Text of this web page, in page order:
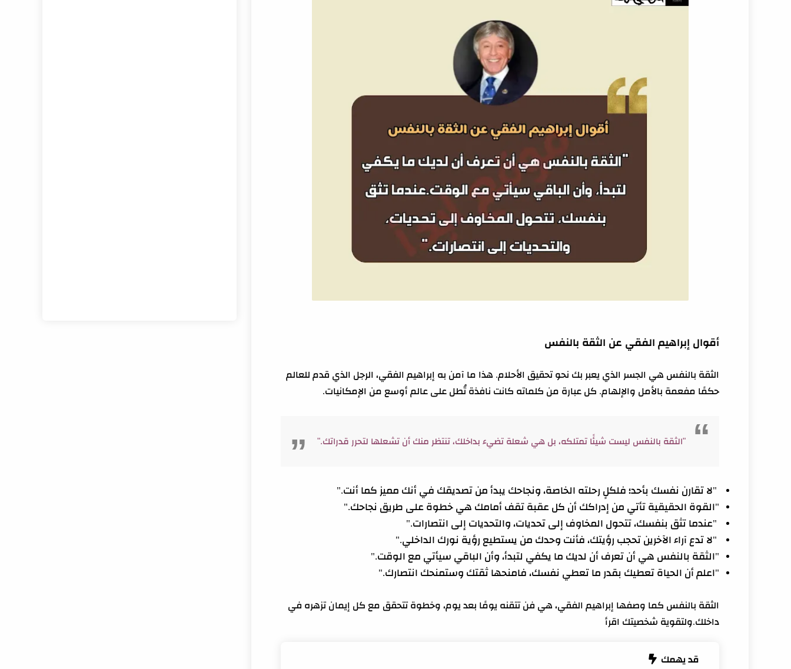
أقوال إبراهيم الفقي عن الثقة بالنفس
الثقة بالنفس هي الجسر الذي يعبر بك نحو تحقيق الأحلام. هذا ما آمن به إبراهيم الفقي، الرجل الذي قدم للعالم
حكمًا مفعمة بالأمل والإلهام. كل عبارة من كلماته كانت نافذة تُطل على عالم أوسع من الإمكانيات.
"الثقة بالنفس ليست شيئًا تمتلكه، بل هي شعلة تضيء بداخلك، تنتظر منك أن تشعلها لتحرر قدراتك."
"لا تقارن نفسك بأحد؛ فلكلٍ رحلته الخاصة، ونجاحك يبدأ من تصديقك في أنك مميز كما أنت."
"القوة الحقيقية تأتي من إدراكك أن كل عقبة تقف أمامك هي خطوة على طريق نجاحك."
"عندما تثق بنفسك، تتحول المخاوف إلى تحديات، والتحديات إلى انتصارات."
"لا تدع آراء الآخرين تحجب رؤيتك، فأنت وحدك من يستطيع رؤية نورك الداخلي."
"الثقة بالنفس هي أن تعرف أن لديك ما يكفي لتبدأ، وأن الباقي سيأتي مع الوقت."
"اعلم أن الحياة تعطيك بقدر ما تعطي نفسك، فامنحها ثقتك وستمنحك انتصارك."
الثقة بالنفس كما وصفها إبراهيم الفقي، هي فن تتقنه يومًا بعد يوم، وخطوة تتحقق مع كل إيمان تزهره في
داخلك.ولتقوية شخصيتك اقرأ
قد يهمك